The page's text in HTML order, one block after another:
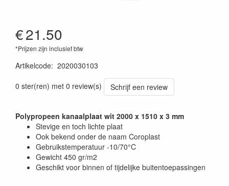
€21.50
*Prijzen zijn inclusief btw
Artikelcode: 2020030103
0 ster(ren) met 0 review(s)
Schrijf een review
Polypropeen kanaalplaat wit 2000 x 1510 x 3 mm
Stevige en toch lichte plaat
Ook bekend onder de naam Coroplast
Gebruikstemperatuur -10/70°C
Gewicht 450 gr/m2
Geschikt voor binnen of tijdelijke buitentoepassingen